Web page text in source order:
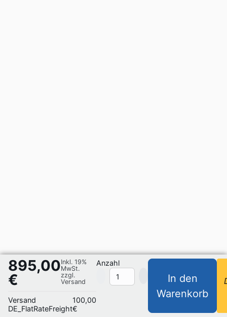
895,00
€
Inkl. 19%
MwSt.
zzgl.
Versand
Versand
DE_FlatRateFreight
100,00
€
Anzahl
In den
Warenkorb